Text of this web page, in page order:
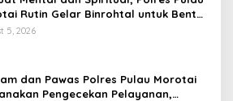
Rutin Gelar Binrohtal untuk Bentuk
Berintegritas
5, 2026
dan Pawas Polres Pulau Morotai
Pengecekan Pelayanan,